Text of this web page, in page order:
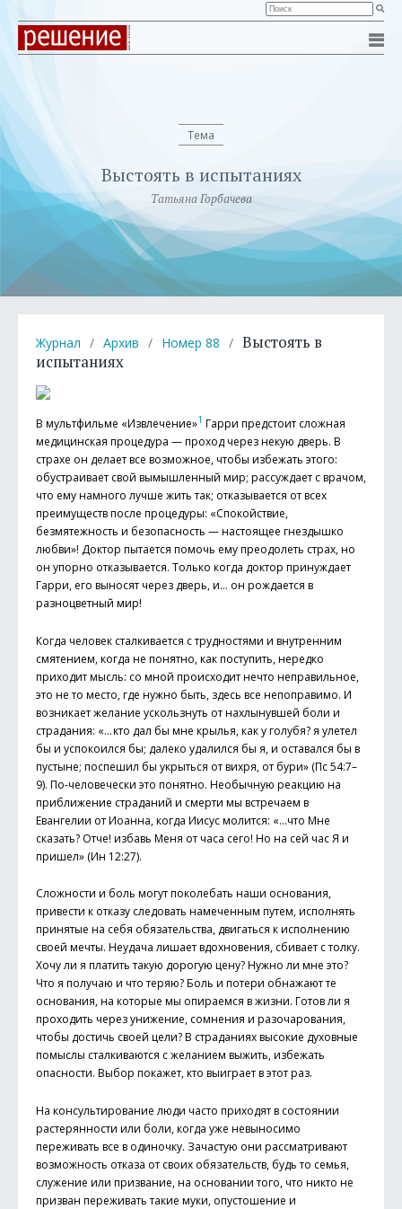
Тема
Выстоять в испытаниях
Татьяна Горбачева
Журнал / Архив / Номер 88 / Выстоять в
испытаниях
В мультфильме «Извлечение»1 Гарри предстоит сложная
медицинская процедура — проход через некую дверь. В
страхе он делает все возможное, чтобы избежать этого:
обустраивает свой вымышленный мир; рассуждает с врачом,
что ему намного лучше жить так; отказывается от всех
преимуществ после процедуры: «Спокойствие,
безмятежность и безопасность — настоящее гнездышко
любви»! Доктор пытается помочь ему преодолеть страх, но
он упорно отказывается. Только когда доктор принуждает
Гарри, его выносят через дверь, и… он рождается в
разноцветный мир!
Когда человек сталкивается с трудностями и внутренним
смятением, когда не понятно, как поступить, нередко
приходит мысль: со мной происходит нечто неправильное,
это не то место, где нужно быть, здесь все непоправимо. И
возникает желание ускользнуть от нахлынувшей боли и
страдания: «... кто дал бы мне крылья, как у голубя? я улетел
бы и успокоился бы; далеко удалился бы я, и оставался бы в
пустыне; поспешил бы укрыться от вихря, от бури» (Пс 54:7–
9). По-человечески это понятно. Необычную реакцию на
приближение страданий и смерти мы встречаем в
Евангелии от Иоанна, когда Иисус молится: «...что Мне
сказать? Отче! избавь Меня от часа сего! Но на сей час Я и
пришел» (Ин 12:27).
Сложности и боль могут поколебать наши основания,
привести к отказу следовать намеченным путем, исполнять
принятые на себя обязательства, двигаться к исполнению
своей мечты. Неудача лишает вдохновения, сбивает с толку.
Хочу ли я платить такую дорогую цену? Нужно ли мне это?
Что я получаю и что теряю? Боль и потери обнажают те
основания, на которые мы опираемся в жизни. Готов ли я
проходить через унижение, сомнения и разочарования,
чтобы достичь своей цели? В страданиях высокие духовные
помыслы сталкиваются с желанием выжить, избежать
опасности. Выбор покажет, кто выиграет в этот раз.
На консультирование люди часто приходят в состоянии
растерянности или боли, когда уже невыносимо
переживать все в одиночку. Зачастую они рассматривают
возможность отказа от своих обязательств, будь то семья,
служение или призвание, на основании того, что никто не
призван переживать такие муки, опустошение и